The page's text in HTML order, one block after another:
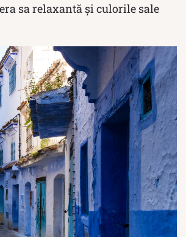
sa relaxantă și culorile sale